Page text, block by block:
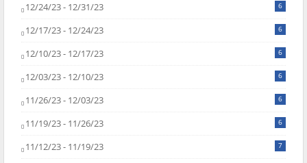
12/24/23 - 12/31/23 6
12/17/23 - 12/24/23 6
12/10/23 - 12/17/23 6
12/03/23 - 12/10/23 6
11/26/23 - 12/03/23 6
11/19/23 - 11/26/23 6
11/12/23 - 11/19/23 7